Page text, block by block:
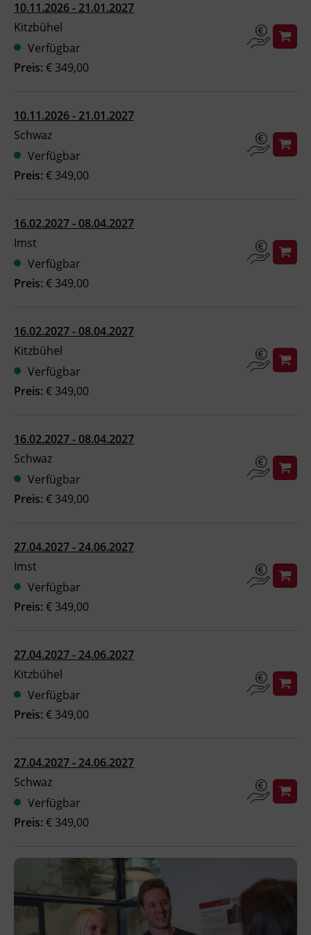
Ingenieurzertifizierung
Deutsch und Integration
Akademisches Studienzentrum
BFI Reutte
BFI Schwaz
10.11.2026 - 21.01.2027
Kitzbühel
Verfügbar
Preis: € 349,00
10.11.2026 - 21.01.2027
Schwaz
Verfügbar
Preis: € 349,00
16.02.2027 - 08.04.2027
Imst
Verfügbar
Preis: € 349,00
16.02.2027 - 08.04.2027
Kitzbühel
Verfügbar
Preis: € 349,00
16.02.2027 - 08.04.2027
Schwaz
Verfügbar
Preis: € 349,00
27.04.2027 - 24.06.2027
Imst
Verfügbar
Preis: € 349,00
27.04.2027 - 24.06.2027
Kitzbühel
Verfügbar
Preis: € 349,00
27.04.2027 - 24.06.2027
Schwaz
Verfügbar
Preis: € 349,00